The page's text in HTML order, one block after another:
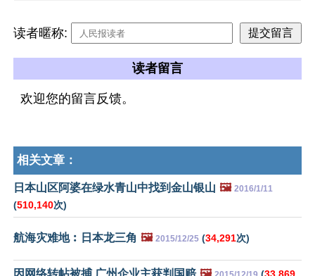
读者暱称:
读者留言
欢迎您的留言反馈。
相关文章：
日本山区阿婆在绿水青山中找到金山银山 🖼️ 2016/1/11
(510,140次)
航海灾难地︰日本龙三角 🖼️ 2015/12/25 (34,291次)
因网络转帖被捕 广州企业主获判国赔 🖼️